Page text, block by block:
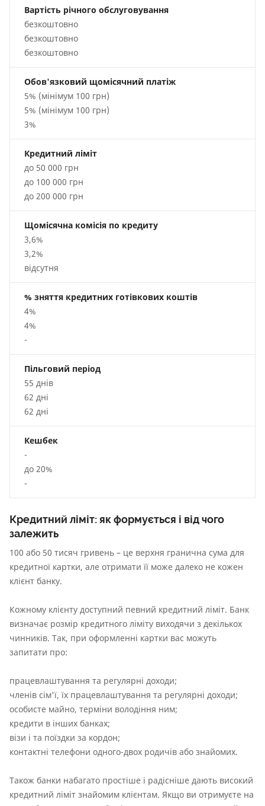
Вартість річного обслуговування
безкоштовно
безкоштовно
безкоштовно
Обов'язковий щомісячний платіж
5% (мінімум 100 грн)
5% (мінімум 100 грн)
3%
Кредитний ліміт
до 50 000 грн
до 100 000 грн
до 200 000 грн
Щомісячна комісія по кредиту
3,6%
3,2%
відсутня
% зняття кредитних готівкових коштів
4%
4%
-
Пільговий період
55 днів
62 дні
62 дні
Кешбек
-
до 20%
-
Кредитний ліміт: як формується і від чого
залежить
100 або 50 тисяч гривень – це верхня гранична сума для
кредитної картки, але отримати її може далеко не кожен
клієнт банку.
Кожному клієнту доступний певний кредитний ліміт. Банк
визначає розмір кредитного ліміту виходячи з декількох
чинників. Так, при оформленні картки вас можуть
запитати про:
працевлаштування та регулярні доходи;
членів сім'ї, їх працевлаштування та регулярні доходи;
особисте майно, терміни володіння ним;
кредити в інших банках;
візи і та поїздки за кордон;
контактні телефони одного-двох родичів або знайомих.
Також банки набагато простіше і радісніше дають високий
кредитний ліміт знайомим клієнтам. Якщо ви отримуєте на